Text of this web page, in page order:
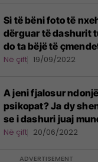
Si të bëni foto të
dërguar të dashurit
do ta bëjë të
Në çift 19/09/2022
A jeni fjalosur
psikopat? Ja dy
se i dashuri juaj
Në çift 20/06/2022